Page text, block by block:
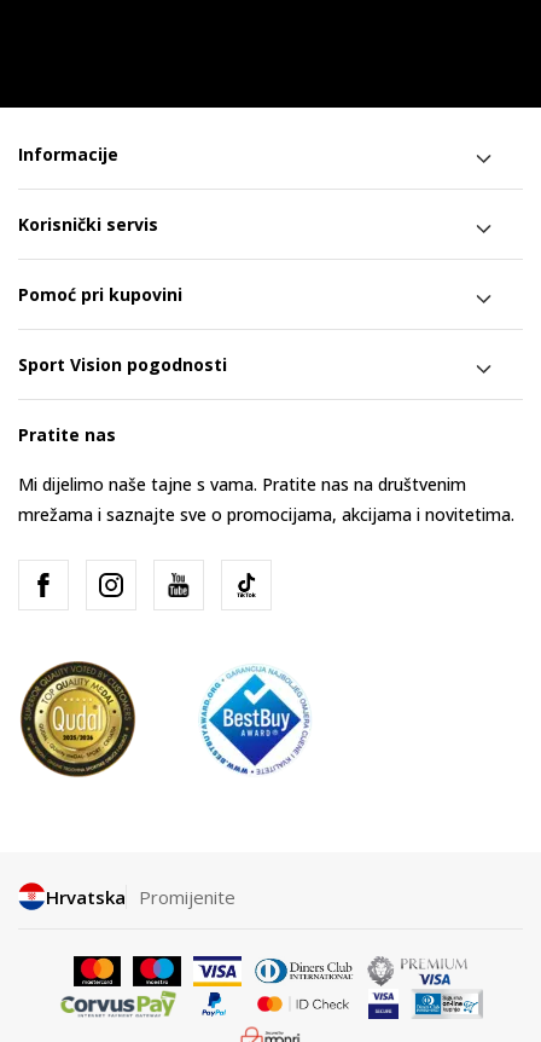
Informacije
Korisnički servis
Pomoć pri kupovini
Sport Vision pogodnosti
Pratite nas
Mi dijelimo naše tajne s vama. Pratite nas na društvenim
mrežama i saznajte sve o promocijama, akcijama i novitetima.
Hrvatska Promijenite